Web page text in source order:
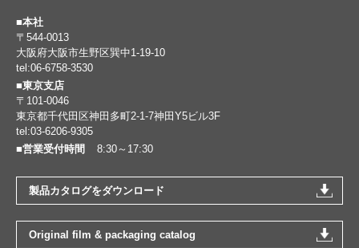
■本社
〒544-0013
大阪府大阪市生野区巽中1-19-10
tel:06-6758-3530
■東京支店
〒101-0046
東京都千代田区神田多町2-1-7神田Y5ビル3F
tel:03-6206-9305
■営業受付時間
8:30～17:30
製品カタログをダウンロード
Original film & packaging catalog